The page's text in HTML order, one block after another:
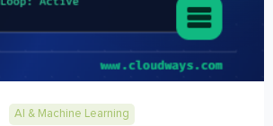
AI & Machine Learning